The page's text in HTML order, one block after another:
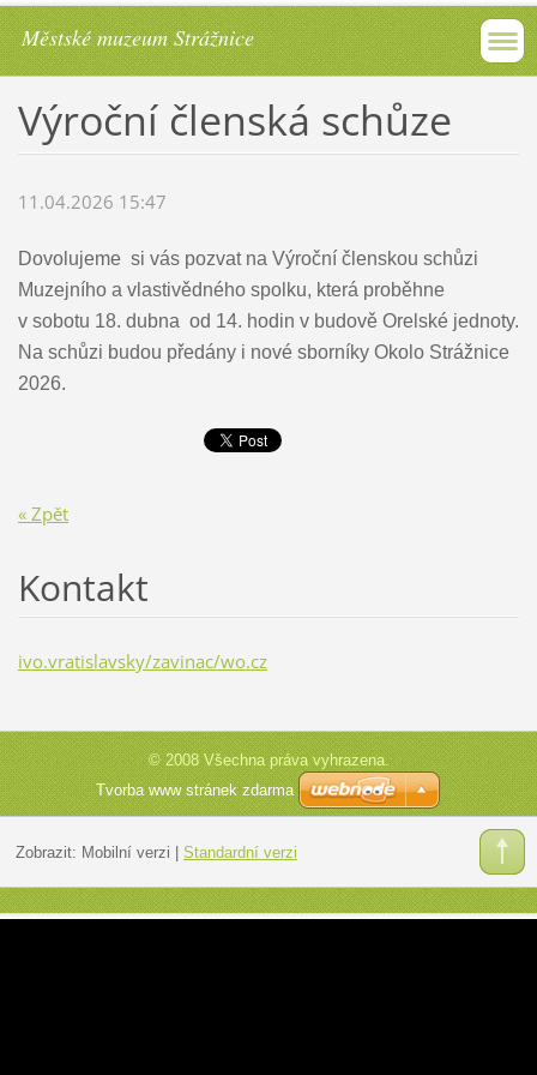
Městské muzeum Strážnice
Výroční členská schůze
11.04.2026 15:47
Dovolujeme si vás pozvat na Výroční členskou schůzi
Muzejního a vlastivědného spolku, která proběhne
vsobotu 18. dubna od 14. hodin v budově Orelské jednoty.
Na schůzi budou předány i nové sborníky Okolo Strážnice
2026.
« Zpět
Kontakt
ivo.vratislavsky/zavinac/wo.cz
© 2008 Všechna práva vyhrazena.
Tvorba www stránek zdarma
Zobrazit: Mobilní verzi Standardní verzi